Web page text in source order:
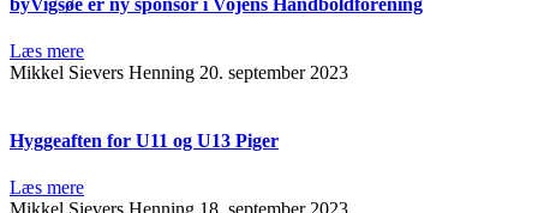
Læs mere
Mikkel Sievers Henning 20. september 2023
Hyggeaften for U11 og U13 Piger
Læs mere